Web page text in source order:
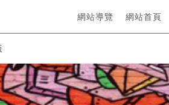
網站導覽 網站首頁